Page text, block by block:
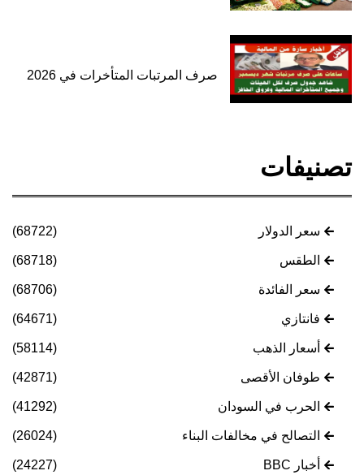
صرف المرتبات المتأخرات في 2026
تصنيفات
سعر الدولار (68722)
الطقس (68718)
سعر الفائدة (68706)
فانتازي (64671)
أسعار الذهب (58114)
طوفان الأقصى (42871)
الحرب في السودان (41292)
التصالح في مخالفات البناء (26024)
أخبار BBC (24227)